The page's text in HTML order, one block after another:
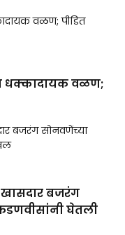
धक्कादायक वळण;
खासदार बजरंग
घेतली